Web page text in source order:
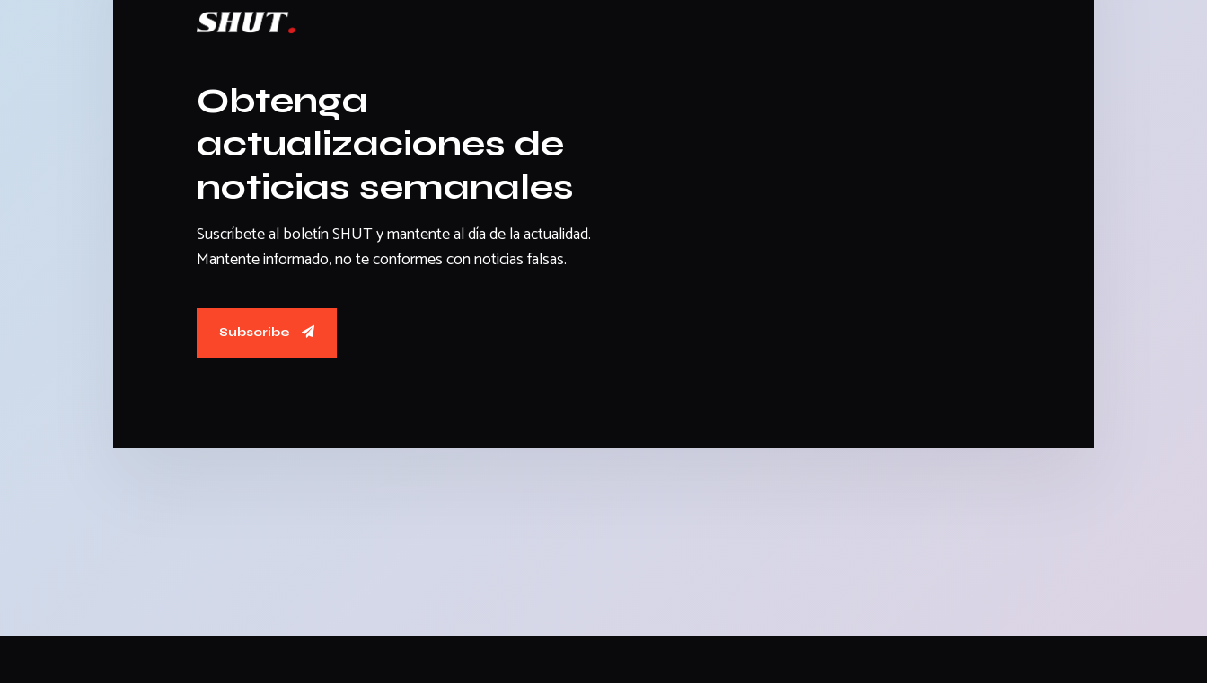
Obtenga
actualizaciones de
noticias semanales
Suscríbete al boletín SHUT y mantente al día de la actualidad.
Mantente informado, no te conformes con noticias falsas.
Subscribe